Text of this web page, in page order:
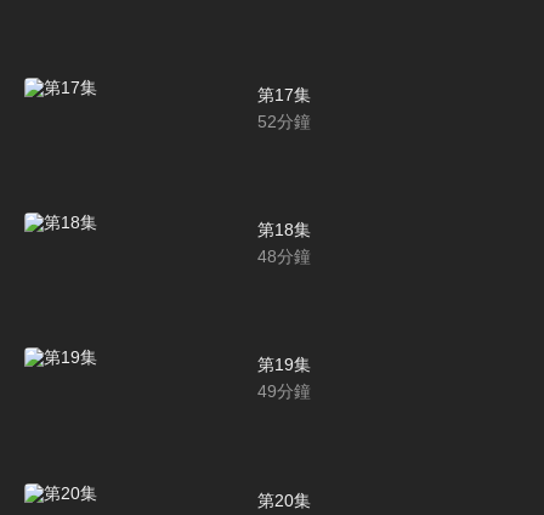
第17集
52分鐘
第18集
48分鐘
第19集
49分鐘
第20集